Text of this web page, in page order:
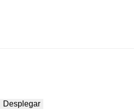
Desplegar